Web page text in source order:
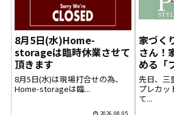
8月5日(水)Home-
storageは臨時休業させて
頂きます
8月5日(水)は現場打合せの為、
Home-storageは臨...
2026.08.05
家づく
さん！
める「
ア」へ
先日、三
プレカッ
て...